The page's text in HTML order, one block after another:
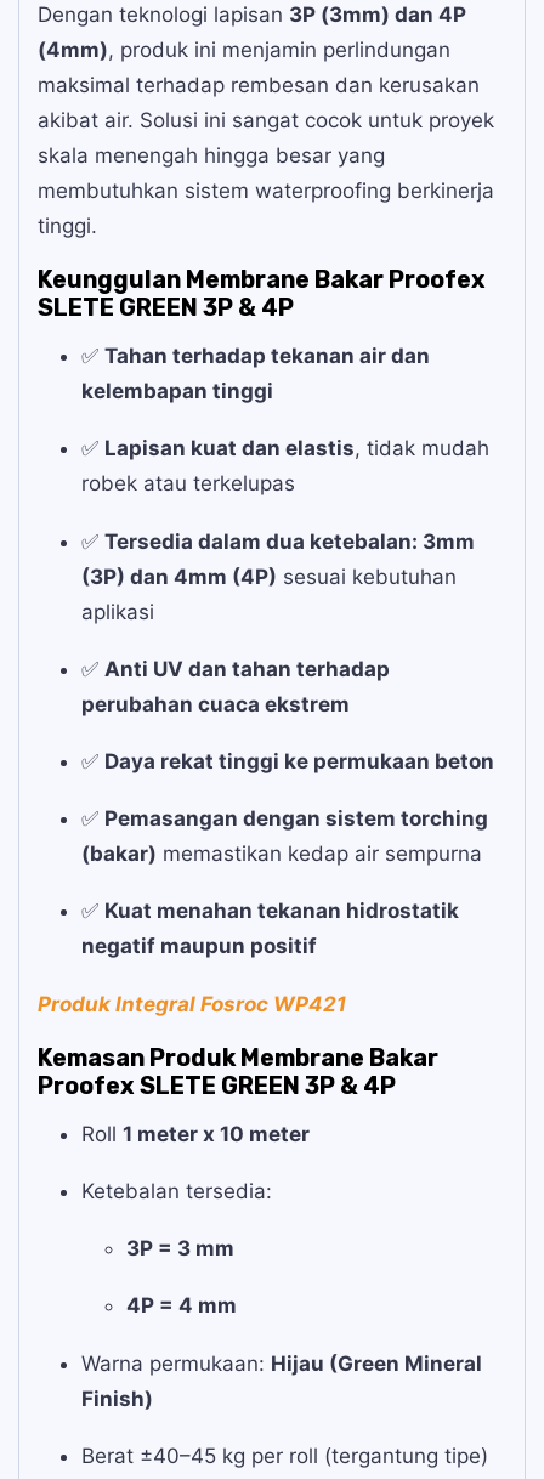
Dengan teknologi lapisan 3P (3mm) dan 4P
(4mm), produk ini menjamin perlindungan
maksimal terhadap rembesan dan kerusakan
akibat air. Solusi ini sangat cocok untuk proyek
skala menengah hingga besar yang
membutuhkan sistem waterproofing berkinerja
tinggi.
Keunggulan Membrane Bakar Proofex
SLETE GREEN 3P & 4P
✅Tahan terhadap tekanan air dan
kelembapan tinggi
✅ Lapisan kuat dan elastis, tidak mudah
robek atau terkelupas
✅Tersedia dalam dua ketebalan: 3mm
(3P) dan 4mm (4P) sesuai kebutuhan
aplikasi
✅ Anti UV dan tahan terhadap
perubahan cuaca ekstrem
✅ Daya rekat tinggi ke permukaan beton
✅ Pemasangan dengan sistem torching
(bakar) memastikan kedap air sempurna
✅ Kuat menahan tekanan hidrostatik
negatif maupun positif
Produk Integral Fosroc WP421
Kemasan Produk Membrane Bakar
Proofex SLETE GREEN 3P & 4P
Roll1 meter x 10 meter
Ketebalan tersedia:
3P = 3 mm
4P = 4 mm
Warna permukaan: Hijau (Green Mineral
Finish)
Berat ±40–45 kg per roll (tergantung tipe)